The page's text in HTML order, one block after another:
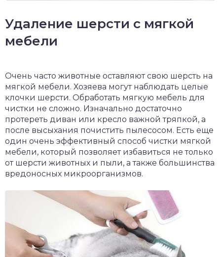
Удаление шерсти с мягкой
мебели
Очень часто животные оставляют свою шерсть на
мягкой мебели. Хозяева могут наблюдать целые
клочки шерсти. Обработать мягкую мебель для
чистки не сложно. Изначально достаточно
протереть диван или кресло важной тряпкой, а
после высыхания почистить пылесосом. Есть еще
один очень эффективный способ чистки мягкой
мебели, который позволяет избавиться не только
от шерсти животных и пыли, а также большинства
вредоносных микроорганизмов.